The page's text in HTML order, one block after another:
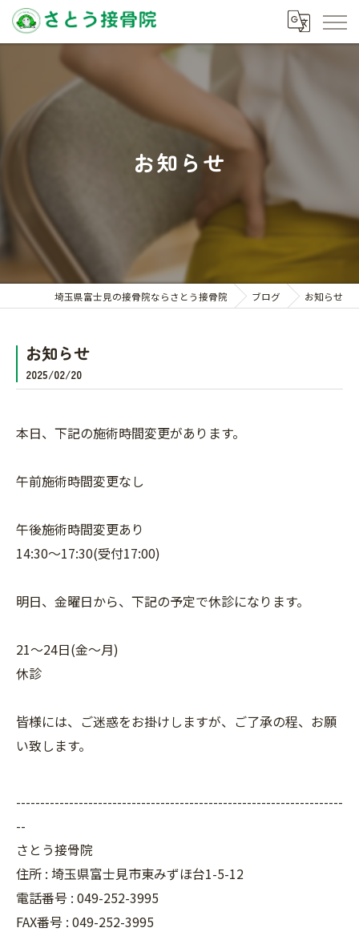
お知らせ
埼玉県富士見の接骨院ならさとう接骨院 ブログ お知らせ
お知らせ
2025/02/20
本日、下記の施術時間変更があります。
午前施術時間変更なし
午後施術時間変更あり
14:30〜17:30(受付17:00)
明日、金曜日から、下記の予定で休診になります。
21〜24日(金〜月)
休診
皆様には、ご迷惑をお掛けしますが、ご了承の程、お願
い致します。
--------------------------------------------------------------------
--
さとう接骨院
住所 : 埼玉県富士見市東みずほ台1-5-12
電話番号 : 049-252-3995
FAX番号 : 049-252-3995